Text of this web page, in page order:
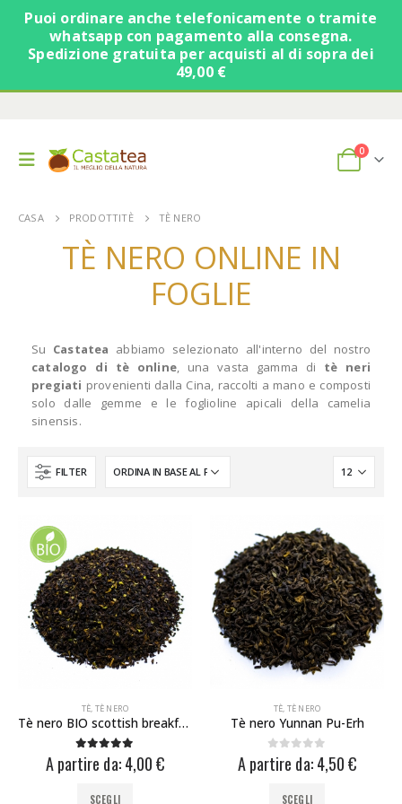
Puoi ordinare anche telefonicamente o tramite
whatsapp con pagamento alla consegna.
Spedizione gratuita per acquisti al di sopra dei
49,00 €
0
CASA PRODOTTITÈ TÈ NERO
TÈ NERO ONLINE IN
FOGLIE
Su Castatea abbiamo selezionato all'interno del nostro
catalogo di tè online, una vasta gamma di tè neri
pregiati provenienti dalla Cina, raccolti a mano e composti
solo dalle gemme e le foglioline apicali della camelia
sinensis.
FILTER
TÈ, TÈ NERO
Tè nero BIO scottish breakfast
5.00 Su 5
A partire da:4,00€
SCEGLI
TÈ, TÈ NERO
Tè nero Yunnan Pu-Erh
0 Su 5
A partire da:4,50€
SCEGLI